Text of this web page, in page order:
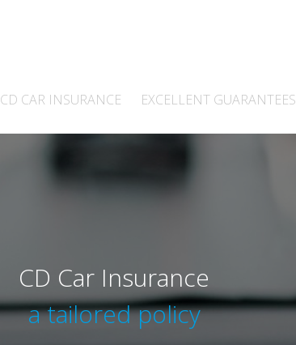
CD CAR INSURANCE EXCELLENT GUARANTEES
CD Car Insurance
a tailored policy